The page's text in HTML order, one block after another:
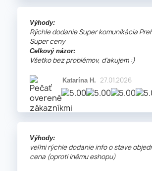
Výhody:
Rýchle dodanie Super komunikácia
Super ceny
Celkový názor:
Všetko bez problémov, ďakujem :)
Katarína H. 27.01.2026
Výhody:
veľmi rýchle dodanie info o stave
cena (oproti inému eshopu)